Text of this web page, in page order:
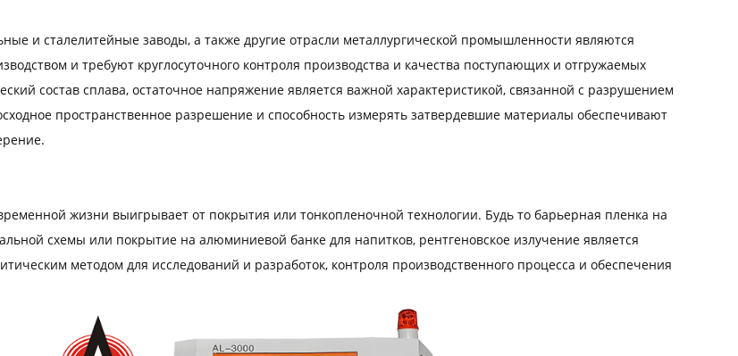
и сталелитейные заводы, а также другие отрасли металлургической промышленности являются
и требуют круглосуточного контроля производства и качества поступающих и отгружаемых
состав сплава, остаточное напряжение является важной характеристикой, связанной с разрушением
пространственное разрешение и способность измерять затвердевшие материалы обеспечивают
жизни выигрывает от покрытия или тонкопленочной технологии. Будь то барьерная пленка на
схемы или покрытие на алюминиевой банке для напитков, рентгеновское излучение является
методом для исследований и разработок, контроля производственного процесса и обеспечения